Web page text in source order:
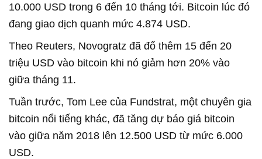
10.000 USD trong 6 đến 10 tháng tới. Bitcoin lúc đó
đang giao dịch quanh mức 4.874 USD.
Theo Reuters, Novogratz đã đổ thêm 15 đến 20
triệu USD vào bitcoin khi nó giảm hơn 20% vào
giữa tháng 11.
Tuần trước, Tom Lee của Fundstrat, một chuyên gia
bitcoin nổi tiếng khác, đã tăng dự báo giá bitcoin
vào giữa năm 2018 lên 12.500 USD từ mức 6.000
USD.